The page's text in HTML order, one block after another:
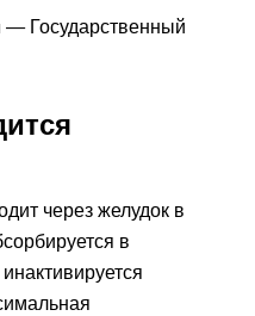
Государственный
через желудок в
в